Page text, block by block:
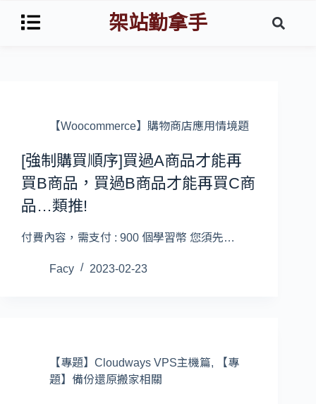
架站勤拿手
【Woocommerce】購物商店應用情境題
[強制購買順序]買過A商品才能再
買B商品，買過B商品才能再買C商
品…類推!
付費內容，需支付 : 900 個學習幣 您須先…
Facy 2023-02-23
【專題】Cloudways VPS主機篇,
【專
題】備份還原搬家相關